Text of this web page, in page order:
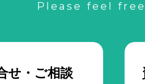
Please feel
せ・ご相談